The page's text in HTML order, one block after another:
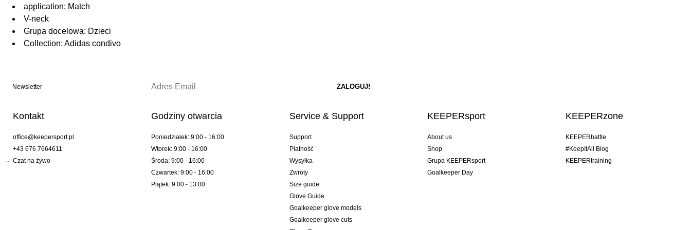
application: Match
V-neck
Grupa docelowa: Dzieci
Collection: Adidas condivo
Newsletter
Kontakt
office@keepersport.pl
+43 676 7664611
Czat na żywo
Godziny otwarcia
Poniedziałek: 9:00 - 16:00
Wtorek: 9:00 - 16:00
Środa: 9:00 - 16:00
Czwartek: 9:00 - 16:00
Piątek: 9:00 - 13:00
Service & Support
Support
Płatność
Wysyłka
Zwroty
Size guide
Glove Guide
Goalkeeper glove models
Goalkeeper glove cuts
KEEPERsport
About us
Shop
Grupa KEEPERsport
Goalkeeper Day
KEEPERzone
KEEPERbattle
#KeepItAll Blog
KEEPERtraining